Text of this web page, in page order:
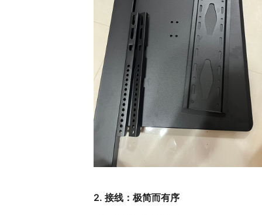
2. 接线：极简而有序